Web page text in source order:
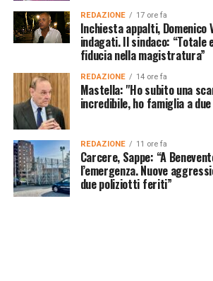
REDAZIONE 17 ore fa
Inchiesta appalti, Domenico
indagati. Il sindaco:
fiducia nella magistratura”
REDAZIONE 14 ore fa
Mastella: "Ho subito una
incredibile, ho famiglia a
REDAZIONE 11 ore fa
Carcere, Sappe: “A
l’emergenza. Nuove
due poliziotti feriti”